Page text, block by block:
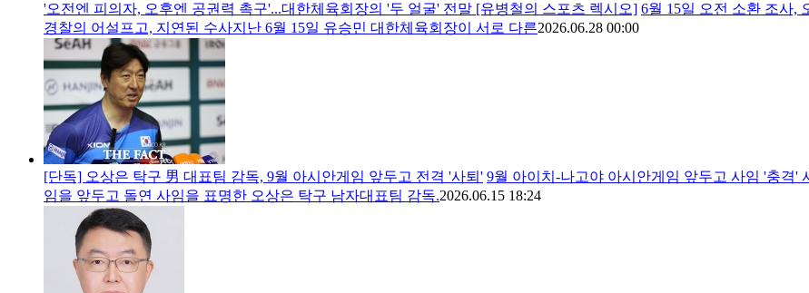
'오전엔 피의자, 오후엔 공권력 촉구'...대한체육회장의 '두 얼굴' 전말 [유병철의 스포츠 렉시오] 6월 15일 오전 소환 조사,
경찰의 어설프고, 지연된 수사지난 6월 15일 유승민 대한체육회장이 서로 다른2026.06.28 00:00
[단독] 오상은 탁구 男 대표팀 감독, 9월 아시안게임 앞두고 전격 '사퇴' 9월 아이치-나고야 아시안게임 앞두고 사임 '충격'
임을 앞두고 돌연 사임을 표명한 오상은 탁구 남자대표팀 감독.2026.06.15 18:24